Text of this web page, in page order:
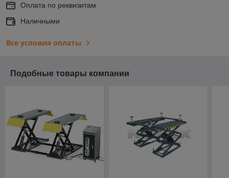
Оплата по реквизитам
Наличными
Все условия оплаты
Подобные товары компании